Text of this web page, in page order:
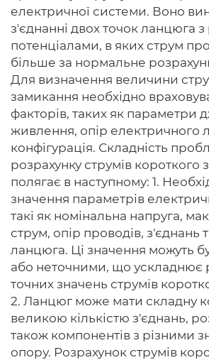
електричної системи. Воно
з'єднанні двох точок ланцюга з
потенціалами, в яких струм
більше за нормальне
Для визначення величини
замикання необхідно
факторів, таких як параметри
живлення, опір електричного
конфігурація. Складність
розрахунку струмів короткого
полягає в наступному: 1.
значення параметрів
такі як номінальна напруга,
струм, опір проводів, з'єднань
ланцюга. Ці значення можуть
або неточними, що ускладнює
точних значень струмів
2. Ланцюг може мати складну
великою кількістю з'єднань,
також компонентів з різними
опору. Розрахунок струмів
Авторам
Умови
Вхiд